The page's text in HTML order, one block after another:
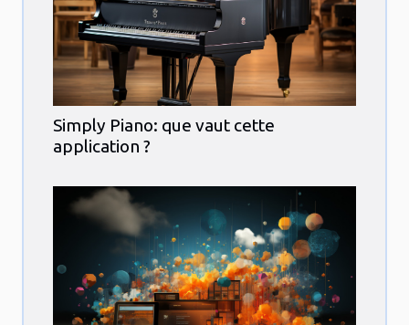
Simply Piano: que vaut cette
application ?